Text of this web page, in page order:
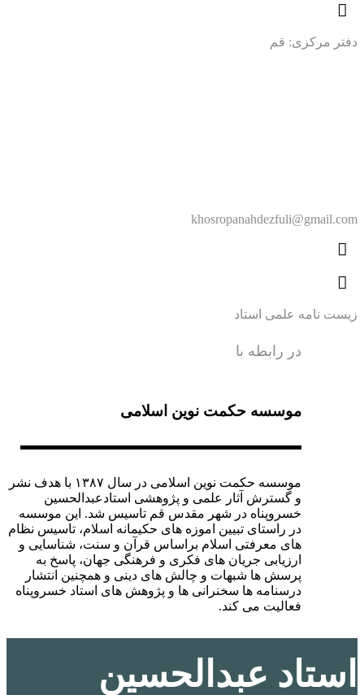
دفتر مرکزی: قم
khosropanahdezfuli@gmail.com
زیست نامه علمی استاد
در رابطه با
موسسه حکمت نوین اسلامی
موسسه حکمت نوین اسلامی در سال ۱۳۸۷ با هدف نشر
و گسترش آثار علمی و پژوهشی استادعبدالحسین
خسروپناه در شهر مقدس قم تاسیس شد. این موسسه
در راستای تبیین اموزه های حکیمانه اسلام، تاسیس نظام
های معرفتی اسلام براساس قرآن و سنت، شناسایی و
ارزیابی جریان های فکری و فرهنگی جهان، پاسخ به
پرسش ها شبهات و چالش های دینی و همچنین انتشار
درسنامه ها سخنرانی ها و پژوهش های استاد خسروپناه
فعالیت می کند.
استاد عبدالحسین